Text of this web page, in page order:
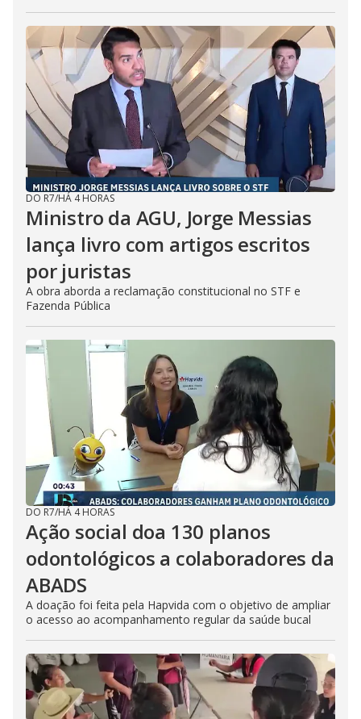
DO R7/HÁ 4 HORAS
Ministro da AGU, Jorge Messias
lança livro com artigos escritos
por juristas
A obra aborda a reclamação constitucional no STF e
Fazenda Pública
DO R7/HÁ 4 HORAS
Ação social doa 130 planos
odontológicos a colaboradores da
ABADS
A doação foi feita pela Hapvida com o objetivo de ampliar
o acesso ao acompanhamento regular da saúde bucal